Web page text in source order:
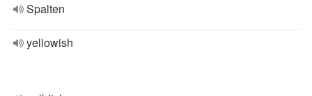
Spalten
yellowish